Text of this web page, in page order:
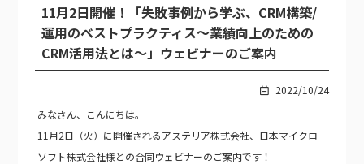
11月2日開催！「失敗事例から学ぶ、CRM構築/
運用のベストプラクティス～業績向上のための
CRM活用法とは～」ウェビナーのご案内
2022/10/24
みなさん、こんにちは。
11月2日（火）に開催されるアステリア株式会社、日本マイクロ
ソフト株式会社様との合同ウェビナーのご案内です！